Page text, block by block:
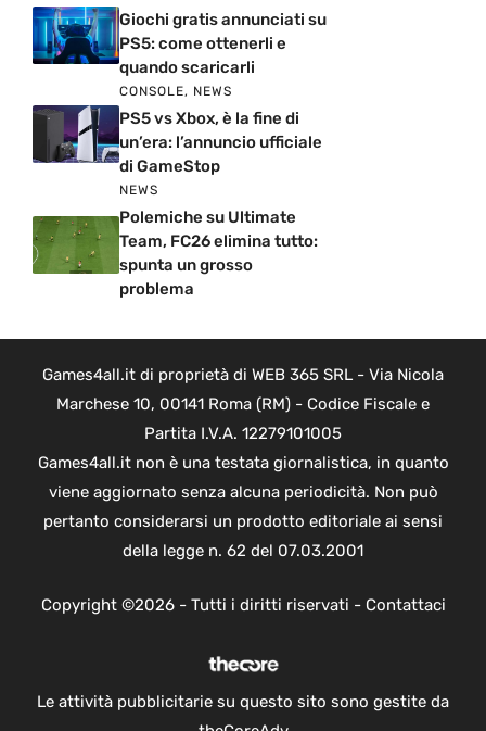
Giochi gratis annunciati su
PS5: come ottenerli e
quando scaricarli
CONSOLE, NEWS
PS5 vs Xbox, è la fine di
un’era: l’annuncio ufficiale
di GameStop
NEWS
Polemiche su Ultimate
Team, FC26 elimina tutto:
spunta un grosso
problema
Games4all.it di proprietà di WEB 365 SRL - Via Nicola
Marchese 10, 00141 Roma (RM) - Codice Fiscale e
Partita I.V.A. 12279101005
Games4all.it non è una testata giornalistica, in quanto
viene aggiornato senza alcuna periodicità. Non può
pertanto considerarsi un prodotto editoriale ai sensi
della legge n. 62 del 07.03.2001
Copyright ©2026 - Tutti i diritti riservati - Contattaci
Le attività pubblicitarie su questo sito sono gestite da